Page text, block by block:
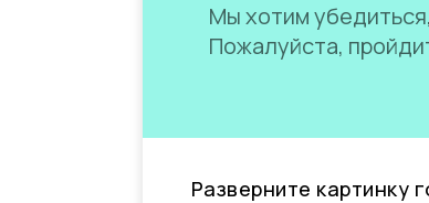
Мы хотим
Пожалуйста,
Разверните картинку